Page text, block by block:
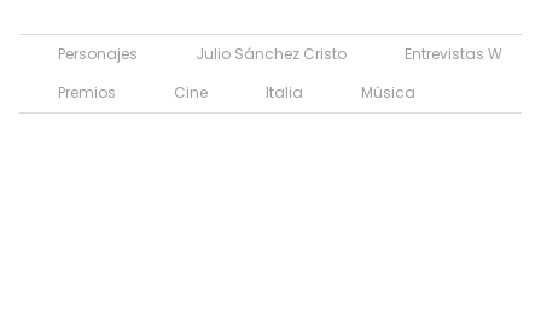
Personajes Julio Sánchez Cristo
Entrevistas W
Premios
Cine Italia Música